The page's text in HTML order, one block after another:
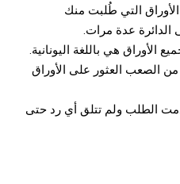
التي طُلبت منك
الدائرة عدة مرات.
الأوراق هي باللغة اليونانية.
الصعب العثور على الأوراق
الطلب ولم تتلق أي رد حتى